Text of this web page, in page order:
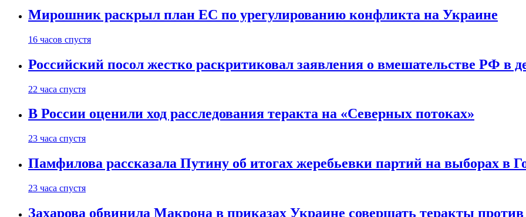
Мирошник раскрыл план ЕС по урегулированию конфликта на Украине
16 часов спустя
Российский посол жестко раскритиковал заявления о вмешательстве РФ в
22 часа спустя
В России оценили ход расследования теракта на «Северных потоках»
23 часа спустя
Памфилова рассказала Путину об итогах жеребьевки партий на выборах в
23 часа спустя
Захарова обвинила Макрона в приказах Украине совершать теракты против